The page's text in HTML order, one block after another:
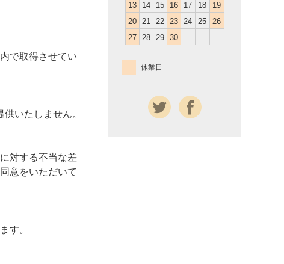
で取得させてい
いたしません。
対する不当な差
意をいただいて
す。
13
14 15 16 17 18
19
20
21 22 23 24 25
26
27
28 29 30
休業日